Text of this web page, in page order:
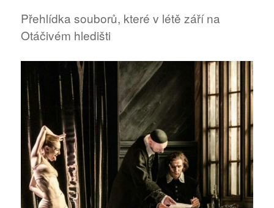
Přehlídka souborů, které v létě září na
Otáčivém hledišti